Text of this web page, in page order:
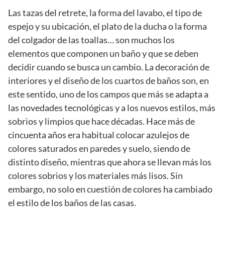
Las tazas del retrete, la forma del lavabo, el tipo de
espejo y su ubicación, el plato de la ducha o la forma
del colgador de las toallas… son muchos los
elementos que componen un baño y que se deben
decidir cuando se busca un cambio. La decoración de
interiores y el diseño de los cuartos de baños son, en
este sentido, uno de los campos que más se adapta a
las novedades tecnológicas y a los nuevos estilos, más
sobrios y limpios que hace décadas. Hace más de
cincuenta años era habitual colocar azulejos de
colores saturados en paredes y suelo, siendo de
distinto diseño, mientras que ahora se llevan más los
colores sobrios y los materiales más lisos. Sin
embargo, no solo en cuestión de colores ha cambiado
el estilo de los baños de las casas.